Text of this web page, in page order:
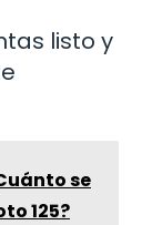
listo y
se
125?